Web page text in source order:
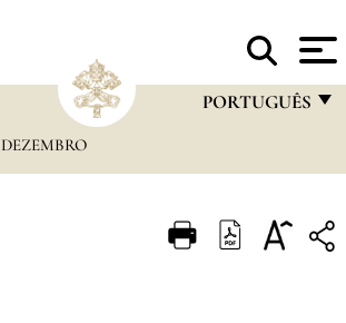
PORTUGUÊS
ITALIANO
DEZEMBRO